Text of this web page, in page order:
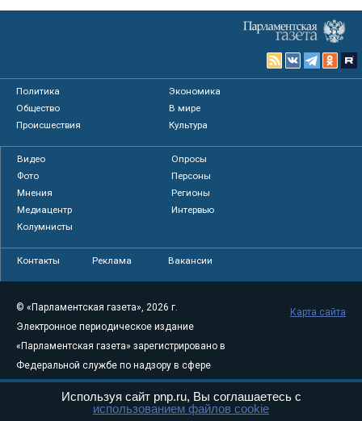
Политика
Экономика
Общество
В мире
Происшествия
Культура
Видео
Опросы
Фото
Персоны
Мнения
Регионы
Медиацентр
Интервью
Колумнисты
Контакты Реклама Вакансии
© «Парламентская газета», 2026 г.
Электронное периодическое издание
«Парламентская газета» зарегистрировано в
Федеральной службе по надзору в сфере
связи, информационных технологий и
массовых коммуникаций (Роскомнадзор) 05
Карта сайта
Используя сайт pnp.ru, Вы соглашаетесь с
использованием файлов cookie